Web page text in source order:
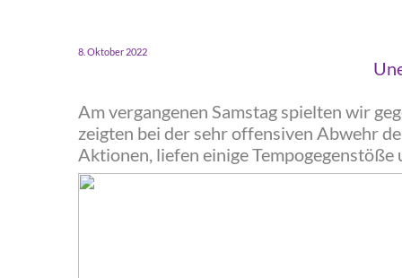
‍8. Oktober 2022
‍Am vergangenen Samstag spielten wir
zeigten bei der sehr offensiven Abwehr
Aktionen, liefen einige